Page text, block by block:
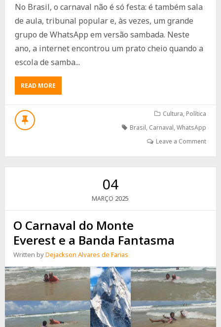
No Brasil, o carnaval não é só festa: é também sala
de aula, tribunal popular e, às vezes, um grande
grupo de WhatsApp em versão sambada. Neste
ano, a internet encontrou um prato cheio quando a
escola de samba...
READ MOREABOUT
CARNAVAL,
LULA
AVENIDA
Cultura, Política
Brasil, Carnaval,WhatsApp
Leave a Comment
04
MARÇO 2025
O Carnaval do Monte
Everest e a Banda Fantasma
Written byDejackson Alvares de Farias